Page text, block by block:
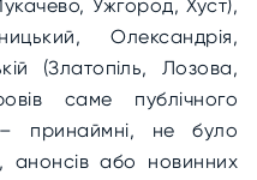
Ужгород, Хуст),
Олександрія,
(Златопіль, Лозова,
саме публічного
принаймні, не було
анонсів або новинних